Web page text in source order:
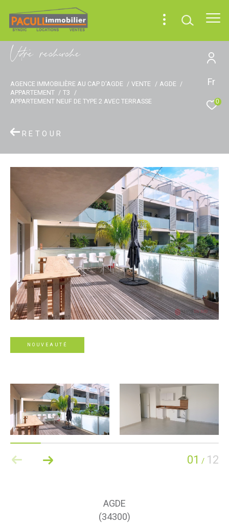
Fr
0
Vore recece
AGENCE IMMOBILIÈRE AU CAP D'AGDE VENTE
AGDE
APPARTEMENT
T3
APPARTEMENT NEUF DE TYPE 2 AVEC TERRASSE
RETOUR
NOUVEAUTÉ
01 / 12
AGDE
(34300)